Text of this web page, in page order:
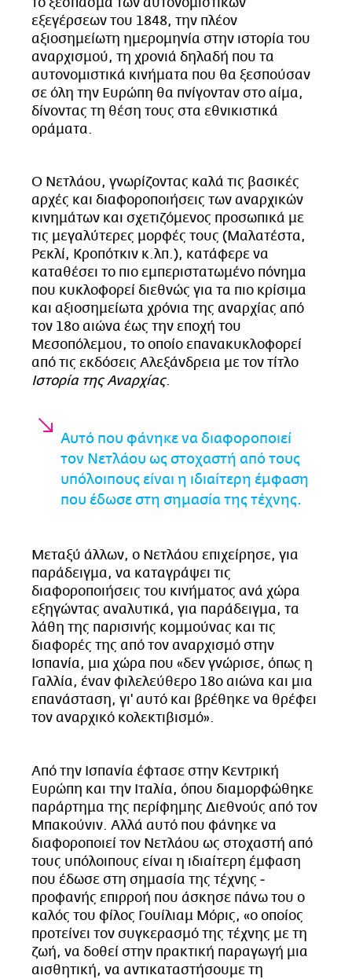
CITY GUIDE
ΑΜΠΑ
PRINT
εξεγέρσεων του 1848, την πλέον
αξιοσημείωτη ημερομηνία στην ιστορία του
αναρχισμού, τη χρονιά δηλαδή που τα
αυτονομιστικά κινήματα που θα ξεσπούσαν
σε όλη την Ευρώπη θα πνίγονταν στο αίμα,
δίνοντας τη θέση τους στα εθνικιστικά
οράματα.
Ο Νετλάου, γνωρίζοντας καλά τις βασικές
αρχές και διαφοροποιήσεις των αναρχικών
κινημάτων και σχετιζόμενος προσωπικά με
τις μεγαλύτερες μορφές τους (Μαλατέστα,
Ρεκλί, Κροπότκιν κ.λπ.), κατάφερε να
καταθέσει το πιο εμπεριστατωμένο πόνημα
που κυκλοφορεί διεθνώς για τα πιο κρίσιμα
και αξιοσημείωτα χρόνια της αναρχίας από
τον 18ο αιώνα έως την εποχή του
Μεσοπόλεμου, το οποίο επανακυκλοφορεί
από τις εκδόσεις Αλεξάνδρεια με τον τίτλο
Ιστορία της Αναρχίας.
Αυτό που φάνηκε να διαφοροποιεί
τον Νετλάου ως στοχαστή από τους
υπόλοιπους είναι η ιδιαίτερη έμφαση
που έδωσε στη σημασία της τέχνης.
Μεταξύ άλλων, ο Νετλάου επιχείρησε, για
παράδειγμα, να καταγράψει τις
διαφοροποιήσεις του κινήματος ανά χώρα
εξηγώντας αναλυτικά, για παράδειγμα, τα
λάθη της παρισινής κομμούνας και τις
διαφορές της από τον αναρχισμό στην
Ισπανία, μια χώρα που «δεν γνώρισε, όπως η
Γαλλία, έναν φιλελεύθερο 18ο αιώνα και μια
επανάσταση, γι' αυτό και βρέθηκε να θρέφει
τον αναρχικό κολεκτιβισμό».
Από την Ισπανία έφτασε στην Κεντρική
Ευρώπη και την Ιταλία, όπου διαμορφώθηκε
παράρτημα της περίφημης Διεθνούς από τον
Μπακούνιν. Αλλά αυτό που φάνηκε να
διαφοροποιεί τον Νετλάου ως στοχαστή από
τους υπόλοιπους είναι η ιδιαίτερη έμφαση
που έδωσε στη σημασία της τέχνης ‒
προφανής επιρροή που άσκησε πάνω του ο
καλός του φίλος Γουίλιαμ Μόρις, «ο οποίος
προτείνει τον συγκερασμό της τέχνης με τη
ζωή, να δοθεί στην πρακτική παραγωγή μια
αισθητική, να αντικαταστήσουμε τη